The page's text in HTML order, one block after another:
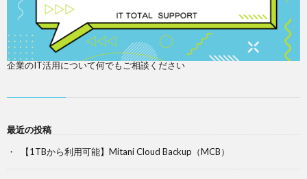
企業のIT活用について何でもご相談ください
最近の投稿
【1TBから利用可能】Mitani Cloud Backup（MCB）